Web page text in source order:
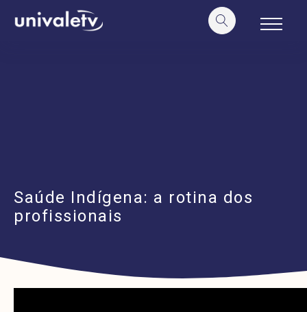
conteúdo
Saúde Indígena: a rotina dos
profissionais